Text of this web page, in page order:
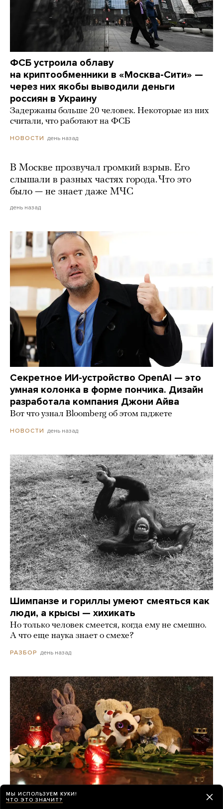
ФСБ устроила облаву
на криптообменники в «Москва-Сити» —
через них якобы выводили деньги
россиян в Украину
Задержаны больше 20 человек. Некоторые из них
считали, что работают на ФСБ
НОВОСТИ день назад
В Москве прозвучал громкий взрыв. Его
слышали в разных частях города. Что это
было — не знает даже МЧС
день назад
Секретное ИИ-устройство OpenAI — это
умная колонка в форме пончика. Дизайн
разработала компания Джони Айва
Вот что узнал Bloomberg об этом гаджете
НОВОСТИ день назад
Шимпанзе и гориллы умеют смеяться как
люди, а крысы — хихикать
Но только человек смеется, когда ему не смешно.
А что еще наука знает о смехе?
РАЗБОР день назад
МЫ ИСПОЛЬЗУЕМ КУКИ!
ЧТО ЭТО ЗНАЧИТ?